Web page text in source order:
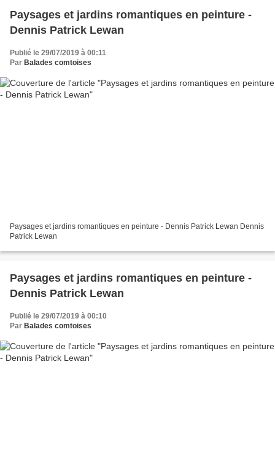
Paysages et jardins romantiques en peinture -
Dennis Patrick Lewan
Publié le 29/07/2019 à 00:11
Par Balades comtoises
Paysages et jardins romantiques en peinture - Dennis Patrick Lewan Dennis
Patrick Lewan
Paysages et jardins romantiques en peinture -
Dennis Patrick Lewan
Publié le 29/07/2019 à 00:10
Par Balades comtoises